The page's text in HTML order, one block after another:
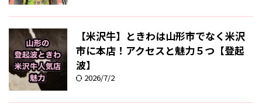
【米沢牛】ときわは山形市でなく米沢
市に本店！アクセスと魅力５つ【登起
波】
2026/7/2